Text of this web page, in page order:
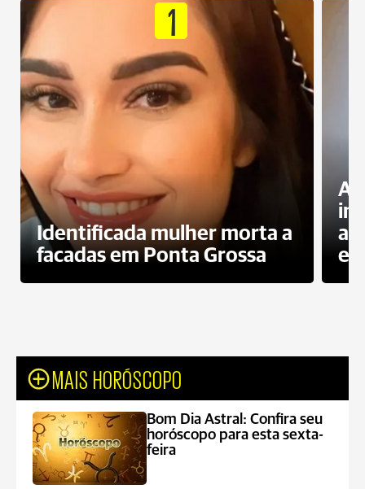
1
Identificada mulher morta a
facadas em Ponta Grossa
MAIS HORÓSCOPO
Bom Dia Astral: Confira seu
horóscopo para esta sexta-
feira